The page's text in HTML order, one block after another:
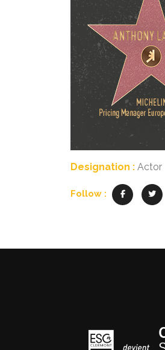
Designation : Actor
Follow :
Navigation